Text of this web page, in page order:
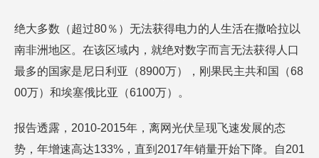
绝大多数（超过80％）无法获得电力的人生活在撒哈拉以
南非洲地区。在该区域内，就绝对数字而言无法获得人口
最多的国家是尼日利亚（8900万），刚果民主共和国（68
00万）和埃塞俄比亚（6100万）。
报告透露，2010-2015年，离网光伏呈现飞速发展的态
势，年增速高达133%，直到2017年销量开始下降。自201